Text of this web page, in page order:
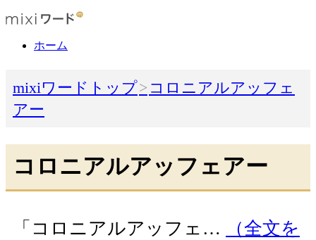
ホーム
mixiワードトップ
コロニアルアッフェ
アー
コロニアルアッフェアー
「コロニアルアッフェ…
（全文を